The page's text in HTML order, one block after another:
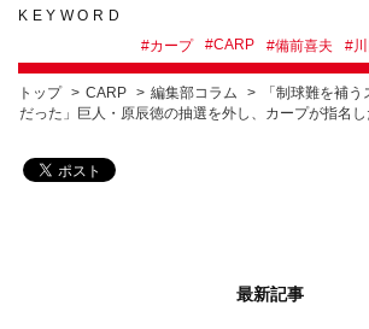
KEYWORD
#カープ #CARP #備前喜夫 #
トップ CARP 編集部コラム
「制球難を補
だった」巨人・原辰徳の抽選を外し、カープが指名し
最新記事